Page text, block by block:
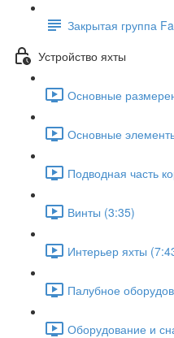
Закрытая группа
Устройство яхты
Основные
Основные
Подводная часть
Винты (3:35)
Интерьер яхты
Палубное
Оборудование и